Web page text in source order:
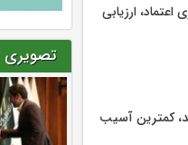
ارزیابی
کمترین آسیب
تصویری